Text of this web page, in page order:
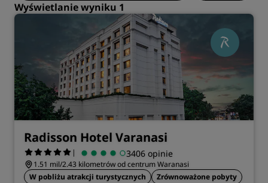
Wyświetlanie wyniku 1
Radisson Hotel Varanasi
| 3406 opinie
1.51 mil/2.43 kilometrów od centrum Waranasi
W pobliżu atrakcji turystycznych
Zrównoważone pobyty